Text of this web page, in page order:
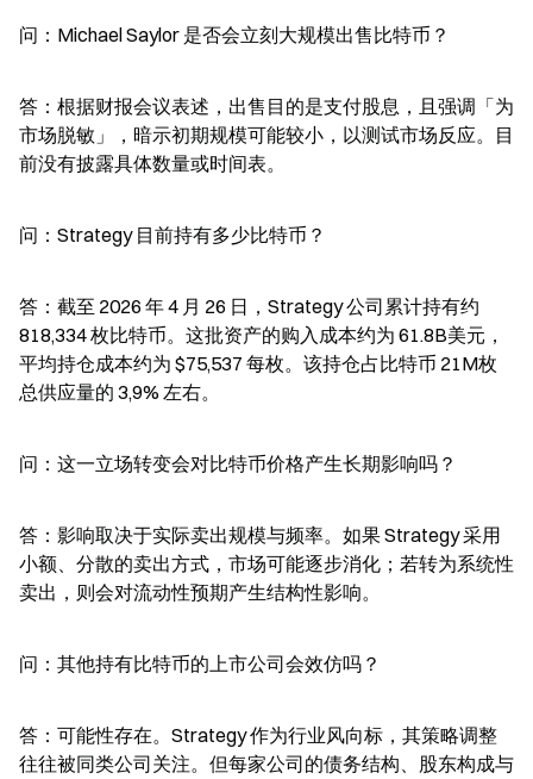
问：Michael Saylor 是否会立刻大规模出售比特币？
答：根据财报会议表述，出售目的是支付股息，且强调「为
市场脱敏」，暗示初期规模可能较小，以测试市场反应。目
前没有披露具体数量或时间表。
问：Strategy 目前持有多少比特币？
答：截至 2026 年 4 月 26 日，Strategy 公司累计持有约
818,334 枚比特币。这批资产的购入成本约为 61.8B美元，
平均持仓成本约为 $75,537 每枚。该持仓占比特币 21M枚
总供应量的 3,9% 左右。
问：这一立场转变会对比特币价格产生长期影响吗？
答：影响取决于实际卖出规模与频率。如果 Strategy 采用
小额、分散的卖出方式，市场可能逐步消化；若转为系统性
卖出，则会对流动性预期产生结构性影响。
问：其他持有比特币的上市公司会效仿吗？
答：可能性存在。Strategy 作为行业风向标，其策略调整
往往被同类公司关注。但每家公司的债务结构、股东构成与